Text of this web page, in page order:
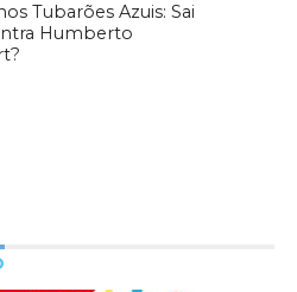
Tubarões Azuis: Sai
Humberto